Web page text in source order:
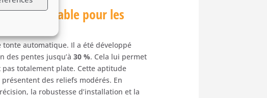
solution fiable pour les
automatique. Il a été développé
des pentes jusqu’à30 %. Cela lui permet
totalement plate. Cette aptitude
des reliefs modérés. En
la robustesse d’installation et la